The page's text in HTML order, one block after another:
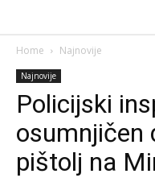
Home Najnovije
Najnovije
Policijski
osumnjičen
pištolj na